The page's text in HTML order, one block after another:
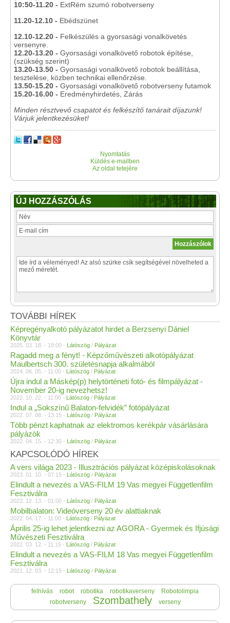
10:50-11.20 - ExtRém szumó robotverseny
11.20-12.10 - Ebédszünet
12.10-12.20 - Felkészülés a gyorsasági vonalkövetés
versenyre.
12.20-13.20 - Gyorsasági vonalkövető robotok építése,
(szükség szerint)
13.20-13.50 - Gyorsasági vonalkövető robotok beállítása,
tesztelése, közben technikai ellenőrzése.
13.50-15.20 - Gyorsasági vonalkövető robotverseny futamok
15.20-16.00 - Eredményhirdetés, Zárás
Minden résztvevő csapatot és felkészítő tanárait díjazunk!
Várjuk jelentkezésüket!
Nyomtatás
Küldés e-mailben
Az oldal tetejére
ÚJ HOZZÁSZÓLÁS
TOVÁBBI HÍREK
Képregényalkotó pályázatot hirdet a Berzsenyi Dániel
Könyvtár
2025. 03. 18. - 18:00 - Látószög / Pályázat
Ragadd meg a fényt! - Képzőművészeti alkotópályázat
Maulbertsch 300. születésnapja alkalmából
2024. 06. 05. - 11:00 - Látószög / Pályázat
Újra indul a Máskép(p) helytörténeti fotó- és filmpályázat -
November 20-ig nevezhetsz!
2022. 10. 22. - 11:00 - Látószög / Pályázat
Indul a „Sokszínű Balaton-felvidék” fotópályázat
2022. 07. 08. - 13:15 - Látószög / Pályázat
Több pénzt kaphatnak az elektromos kerékpár vásárlására
pályázók
2022. 04. 15. - 12:30 - Látószög / Pályázat
KAPCSOLÓDÓ HÍREK
A vers világa 2023 - Illusztrációs pályázat középiskolásoknak
2023. 01. 10. - 07:15 - Látószög / Pályázat
Elindult a nevezés a VAS-FILM 19 Vas megyei Függetlenfilm
Fesztiválra
2022. 12. 13. - 01:00 - Látószög / Pályázat
Mobilbalaton: Videóverseny 20 év alattiaknak
2022. 04. 17. - 11:00 - Látószög / Pályázat
Április 25-ig lehet jelentkezni az AGORA - Gyermek és Ifjúsági
Művészeti Fesztiválra
2022. 03. 12. - 11:15 - Látószög / Pályázat
Elindult a nevezés a VAS-FILM 18 Vas megyei Függetlenfilm
Fesztiválra
2021. 12. 03. - 12:15 - Látószög / Pályázat
felhívás robot robotika robotikaverseny
Robotolimpia
robotverseny
Szombathely verseny